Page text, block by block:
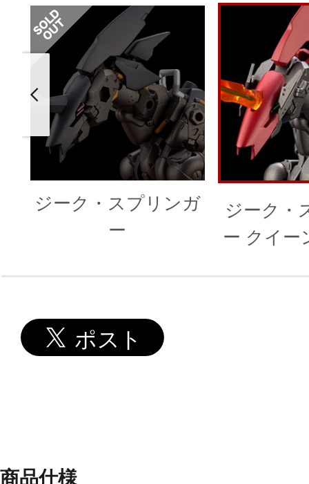
ジーク・スプリンガ
ー
ジーク・
ー クイー
商品仕様